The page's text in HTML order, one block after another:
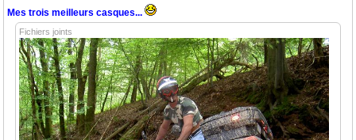
Mes trois meilleurs casques...
Fichiers joints